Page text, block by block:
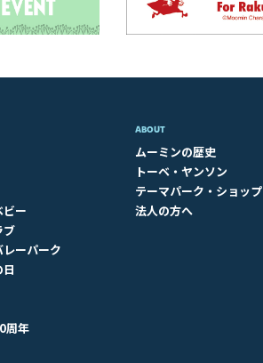
ー
ブ
ーパーク
周年
ABOUT​
ムーミンの歴史
トーベ・ヤンソン
テーマパーク・ショップ
法人の方へ